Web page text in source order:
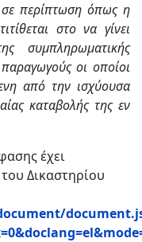
σε περίπτωση όπως η
στο να γίνει
συμπληρωματικής
οι οποίοι
από την ισχύουσα
καταβολής της εν
έχει
Δικαστηρίου